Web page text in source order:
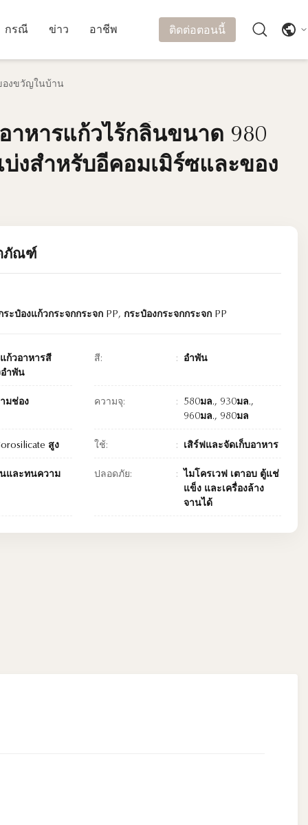
กรณี ข่าว อาชีพ ติดต่อตอนนี้
องขวัญในบ้าน
าหารแก้วไร้กลิ่นขนาด 980
งสำหรับอีคอมเมิร์ซและของ
าหารแก้วไร้กลิ่นขนาด 980
งสำหรับอีคอมเมิร์ซและของ
ภัณฑ์
ระป๋องแก้วกระจกกระจก PP, กระป๋องกระจกกระจก PP
แก้วอาหารสี
อำพัน
สี: อำพัน
มช่อง ความจุ:
580มล., 930มล.,
960มล., 980มล
สูง ใช้: เสิร์ฟและจัดเก็บอาหาร
และทนความ
ปลอดภัย:
ไมโครเวฟ เตาอบ ตู้แช่
แข็ง และเครื่องล้าง
จานได้